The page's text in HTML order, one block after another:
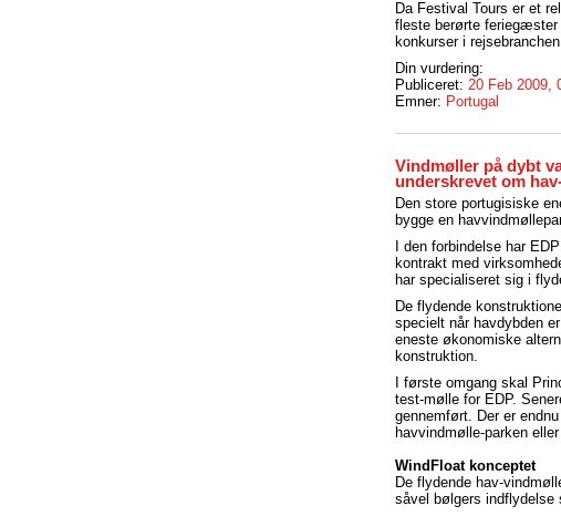
Da Festival Tours er et
fleste berørte feriegæster
konkurser i
Din vurdering:
Publiceret: 20 Feb 2009,
Emner: Portugal
Vindmøller på dybt
underskrevet om
Den store portugisiske
bygge en
I den forbindelse har
kontrakt med
har specialiseret sig i
De flydende
specielt når havdybden
eneste økonomiske
konstruktion.
I første omgang skal
test-mølle for EDP.
gennemført. Der er
havvindmølle-parken
WindFloat konceptet
De flydende hav-
såvel bølgers